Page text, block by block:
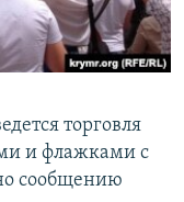
торговля
и флажками с
сообщению